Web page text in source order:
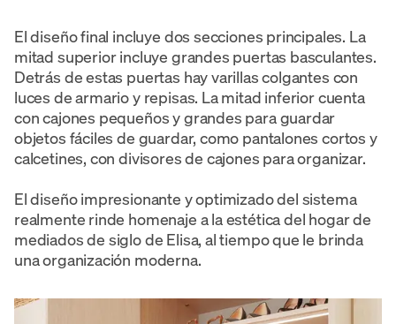
El diseño final incluye dos secciones principales. La
mitad superior incluye grandes puertas basculantes.
Detrás de estas puertas hay varillas colgantes con
luces de armario y repisas. La mitad inferior cuenta
con cajones pequeños y grandes para guardar
objetos fáciles de guardar, como pantalones cortos y
calcetines, con divisores de cajones para organizar.
El diseño impresionante y optimizado del sistema
realmente rinde homenaje a la estética del hogar de
mediados de siglo de Elisa, al tiempo que le brinda
una organización moderna.